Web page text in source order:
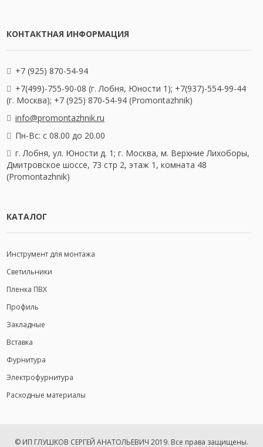
КОНТАКТНАЯ ИНФОРМАЦИЯ
+7 (925) 870-54-94
+7(499)-755-90-08 (г. Лобня, Юности 1); +7(937)-554-99-44
(г. Москва); +7 (925) 870-54-94 (Promontazhnik)
info@promontazhnik.ru
Пн-Вс: с 08.00 до 20.00
г. Лобня, ул. Юности д. 1; г. Москва, м. Верхние Лихоборы,
Дмитровское шоссе, 73 стр 2, этаж 1, комната 48
(Promontazhnik)
КАТАЛОГ
Инструмент для монтажа
Светильники
Пленка ПВХ
Профиль
Закладные
Вставка
Фурнитура
Электрофурнитура
Расходные материалы
© ИП ГЛУШКОВ СЕРГЕЙ АНАТОЛЬЕВИЧ 2019. Все права защищены.